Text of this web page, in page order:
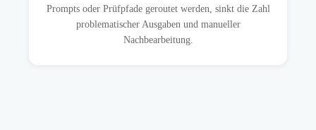
Prompts oder Prüfpfade geroutet werden, sinkt die Zahl
problematischer Ausgaben und manueller
Nachbearbeitung.